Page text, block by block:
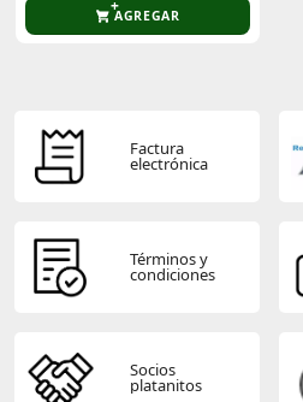
AGREGAR
Factura
electrónica
Términos y
condiciones
Socios
platanitos